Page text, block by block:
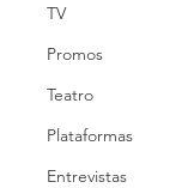
TV
Promos
Teatro
Plataformas
Entrevistas